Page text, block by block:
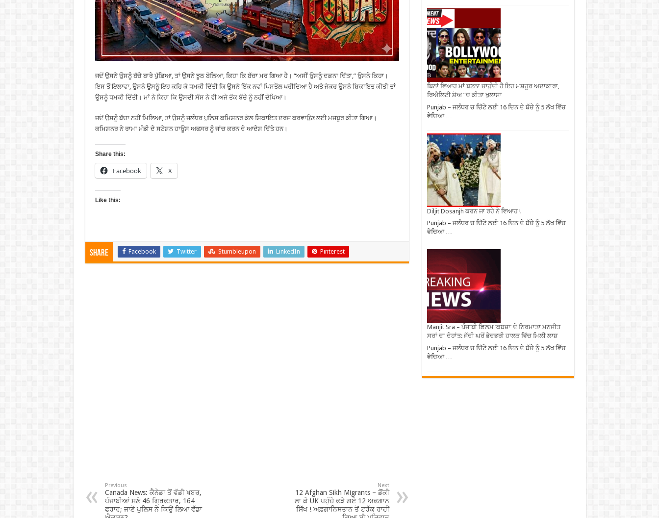
ਜਦੋਂ ਉਸਨੇ ਉਸਨੂੰ ਬੱਚੇ ਬਾਰੇ ਪੁੱਛਿਆ, ਤਾਂ ਉਸਨੇ ਝੂਠ ਬੋਲਿਆ, ਕਿਹਾ ਕਿ ਬੱਚਾ ਮਰ ਗਿਆ ਹੈ। “ਅਸੀਂ ਉਸਨੂੰ ਦਫ਼ਨਾ ਦਿੱਤਾ,” ਉਸਨੇ ਕਿਹਾ।
ਇਸ ਤੋਂ ਇਲਾਵਾ, ਉਸਨੇ ਉਸਨੂੰ ਇਹ ਕਹਿ ਕੇ ਧਮਕੀ ਦਿੱਤੀ ਕਿ ਉਸਨੇ ਇੱਕ ਨਵਾਂ ਪਿਸਤੌਲ ਖਰੀਦਿਆ ਹੈ ਅਤੇ ਜੇਕਰ ਉਸਨੇ ਸ਼ਿਕਾਇਤ ਕੀਤੀ ਤਾਂ
ਉਸਨੂੰ ਧਮਕੀ ਦਿੱਤੀ। ਮਾਂ ਨੇ ਕਿਹਾ ਕਿ ਉਸਦੀ ਸੱਸ ਨੇ ਵੀ ਅਜੇ ਤੱਕ ਬੱਚੇ ਨੂੰ ਨਹੀਂ ਦੇਖਿਆ।
ਜਦੋਂ ਉਸਨੂੰ ਬੱਚਾ ਨਹੀਂ ਮਿਲਿਆ, ਤਾਂ ਉਸਨੂੰ ਜਲੰਧਰ ਪੁਲਿਸ ਕਮਿਸ਼ਨਰ ਕੋਲ ਸ਼ਿਕਾਇਤ ਦਰਜ ਕਰਵਾਉਣ ਲਈ ਮਜਬੂਰ ਕੀਤਾ ਗਿਆ।
ਕਮਿਸ਼ਨਰ ਨੇ ਰਾਮਾ ਮੰਡੀ ਦੇ ਸਟੇਸ਼ਨ ਹਾਊਸ ਅਫਸਰ ਨੂੰ ਜਾਂਚ ਕਰਨ ਦੇ ਆਦੇਸ਼ ਦਿੱਤੇ ਹਨ।
Share this:
Facebook X
Like this:
Share Facebook Twitter Stumbleupon LinkedIn Pinterest
Previous
Canada News: ਕੈਨੇਡਾ ਤੋਂ ਵੱਡੀ ਖਬਰ,
ਪੰਜਾਬੀਆਂ ਸਣੇ 46 ਗ੍ਰਿਫ਼ਤਾਰ, 164
ਫਰਾਰ; ਜਾਣੋ ਪੁਲਿਸ ਨੇ ਕਿਉਂ ਲਿਆ ਵੱਡਾ
Next
12 Afghan Sikh Migrants – ਡੋਂਕੀ
ਲਾ ਕੇ UK ਪਹੁੰਚੇ ਫੜੇ ਗਏ 12 ਅਫਗਾਨ
ਸਿੱਖ ! ਅਫ਼ਗਾਨਿਸਤਾਨ ਤੋਂ ਟਰੱਕ ਰਾਹੀਂ
ਬਿਨਾਂ ਵਿਆਹ ਮਾਂ ਬਣਨਾ ਚਾਹੁੰਦੀ ਹੈ ਇਹ ਮਸ਼ਹੂਰ ਅਦਾਕਾਰਾ,
ਰਿਐਲਿਟੀ ਸ਼ੋਅ ”ਚ ਕੀਤਾ ਖੁਲਾਸਾ
Punjab – ਜਲੰਧਰ ਚ ਚਿੱਟੇ ਲਈ 16 ਦਿਨ ਦੇ ਬੱਚੇ ਨੂੰ 5 ਲੱਖ ਵਿੱਚ
ਵੇਚਿਆ …
Diljit Dosanjh ਕਰਨ ਜਾ ਰਹੇ ਨੇ ਵਿਆਹ !
Punjab – ਜਲੰਧਰ ਚ ਚਿੱਟੇ ਲਈ 16 ਦਿਨ ਦੇ ਬੱਚੇ ਨੂੰ 5 ਲੱਖ ਵਿੱਚ
ਵੇਚਿਆ …
Manjit Sra – ਪੰਜਾਬੀ ਫ਼ਿਲਮ ‘ਕਬਜ਼ਾ’ ਦੇ ਨਿਰਮਾਤਾ ਮਨਜੀਤ
ਸਰਾਂ ਦਾ ਦੇਹਾਂਤ: ਜੱਦੀ ਘਰੋਂ ਭੇਦਭਰੀ ਹਾਲਤ ਵਿੱਚ ਮਿਲੀ ਲਾਸ਼
Punjab – ਜਲੰਧਰ ਚ ਚਿੱਟੇ ਲਈ 16 ਦਿਨ ਦੇ ਬੱਚੇ ਨੂੰ 5 ਲੱਖ ਵਿੱਚ
ਵੇਚਿਆ …